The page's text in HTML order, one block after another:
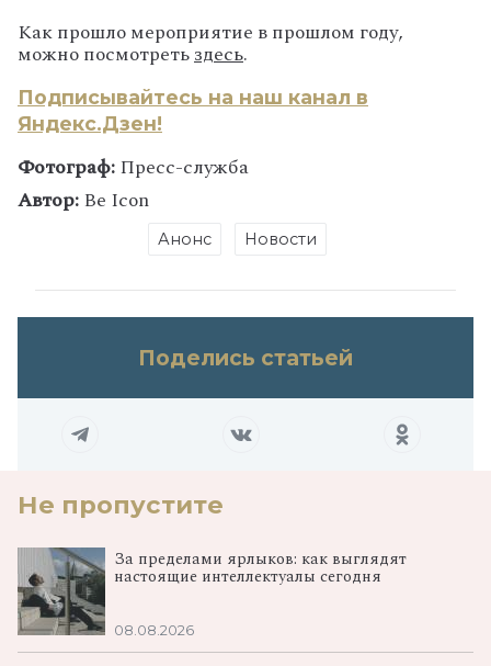
Как прошло мероприятие в прошлом году,
можно посмотретьздесь.
Подписывайтесь на наш канал в
Яндекс.Дзен!
Фотограф:Пресс-служба
Автор:Be Icon
Анонс Новости
Поделись статьей
Не пропустите
За пределами ярлыков: как выглядят
настоящие интеллектуалы сегодня
08.08.2026